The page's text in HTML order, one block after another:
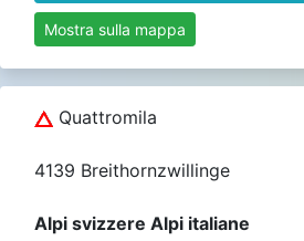
Mostra sulla mappa
Quattromila
4139 Breithornzwillinge
Alpi svizzere Alpi italiane